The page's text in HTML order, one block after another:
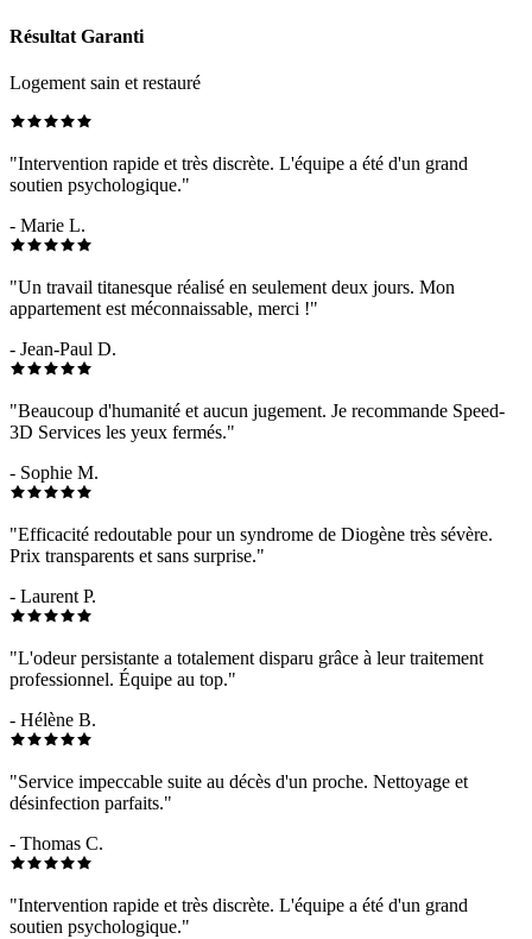
Résultat Garanti
Logement sain et restauré
"Intervention rapide et très discrète. L'équipe a été d'un grand
soutien psychologique."
- Marie L.
"Un travail titanesque réalisé en seulement deux jours. Mon
appartement est méconnaissable, merci !"
- Jean-Paul D.
"Beaucoup d'humanité et aucun jugement. Je recommande Speed-
3D Services les yeux fermés."
- Sophie M.
"Efficacité redoutable pour un syndrome de Diogène très sévère.
Prix transparents et sans surprise."
- Laurent P.
"L'odeur persistante a totalement disparu grâce à leur traitement
professionnel. Équipe au top."
- Hélène B.
"Service impeccable suite au décès d'un proche. Nettoyage et
désinfection parfaits."
- Thomas C.
"Intervention rapide et très discrète. L'équipe a été d'un grand
soutien psychologique."